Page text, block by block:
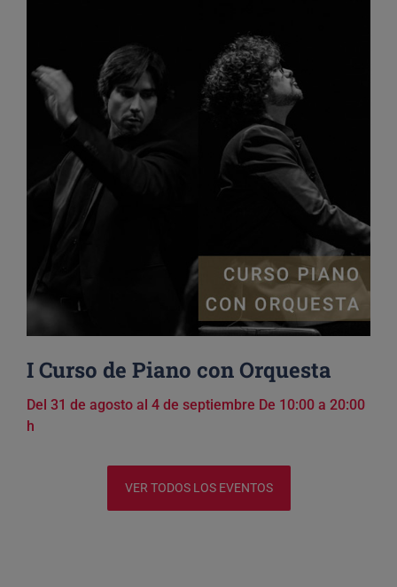
I Curso de Piano con Orquesta
Del 31 de agosto al 4 de septiembre De 10:00 a 20:00
h
VER TODOS LOS EVENTOS